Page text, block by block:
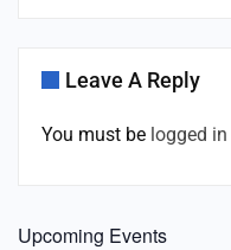
Leave A Reply
You must be logged in
Upcoming Events